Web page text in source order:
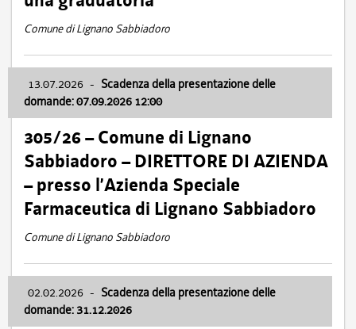
Comune di Lignano Sabbiadoro
13.07.2026 - Scadenza della presentazione delle
domande: 07.09.2026 12:00
305/26 – Comune di Lignano
Sabbiadoro – DIRETTORE DI AZIENDA
– presso l’Azienda Speciale
Farmaceutica di Lignano Sabbiadoro
Comune di Lignano Sabbiadoro
02.02.2026 - Scadenza della presentazione delle
domande: 31.12.2026